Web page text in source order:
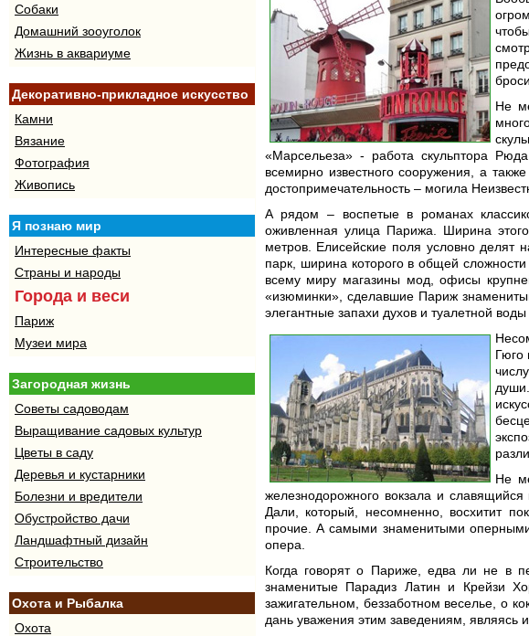
Собаки
Домашний зооуголок
Жизнь в аквариуме
Декоративно-прикладное искусство
Камни
Вязание
Фотография
Живопись
Я познаю мир
Интересные факты
Страны и народы
Города и веси
Париж
Музеи мира
Загородная жизнь
Советы садоводам
Выращивание садовых культур
Цветы в саду
Деревья и кустарники
Болезни и вредители
Обустройство дачи
Ландшафтный дизайн
Строительство
Охота и Рыбалка
Охота
Не
«Марсельеза» - работа скульптора
всемирно известного сооружения, а
достопримечательность – могила
А рядом – воспетые в романах
оживленная улица Парижа. Ширина
метров. Елисейские поля условно делят
парк, ширина которого в общей
всему миру магазины мод, офисы
«изюминки», сделавшие Париж
элегантные запахи духов и туалетной
Гюго
Не
железнодорожного вокзала и
Дали, который, несомненно, восхитит
прочие. А самыми знаменитыми
опера.
Когда говорят о Париже, едва ли не в
знаменитые Парадиз Латин и Крейзи
зажигательном, беззаботном веселье, о
дань уважения этим заведениям, являясь